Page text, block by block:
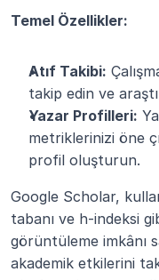
Temel Özellikler:
Atıf Takibi:
takip edin ve
Yazar Profilleri:
metriklerinizi öne
profil oluşturun.
Google Scholar,
tabanı ve h-indeksi
görüntüleme imkânı
akademik etkilerini